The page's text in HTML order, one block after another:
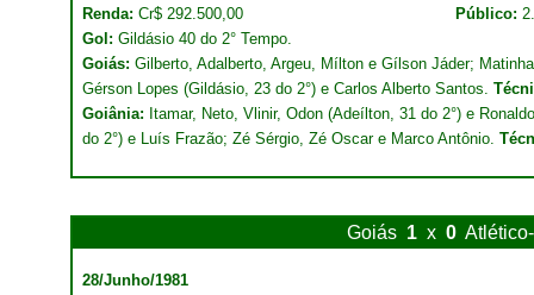
Renda: Cr$ 292.500,00 Público:
Gol: Gildásio 40 do 2° Tempo.
Goiás: Gilberto, Adalberto, Argeu, Mílton e Gílson Jáder;
Gérson Lopes (Gildásio, 23 do 2°) e Carlos Alberto Santos.
Goiânia: Itamar, Neto, Vlinir, Odon (Adeílton, 31 do 2°) e
do 2°) e Luís Frazão; Zé Sérgio, Zé Oscar e Marco Antônio.
Goiás 1 x 0
28/Junho/1981